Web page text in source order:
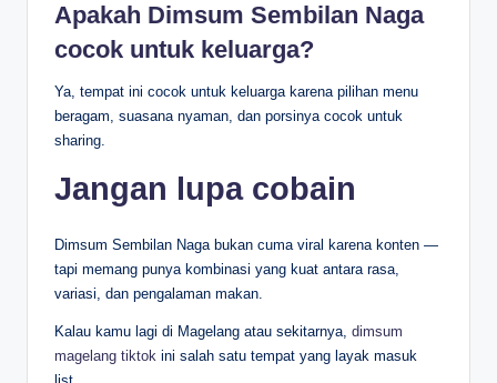
Apakah Dimsum Sembilan Naga
cocok untuk keluarga?
Ya, tempat ini cocok untuk keluarga karena pilihan menu
beragam, suasana nyaman, dan porsinya cocok untuk
sharing.
Jangan lupa cobain
Dimsum Sembilan Naga bukan cuma viral karena konten —
tapi memang punya kombinasi yang kuat antara rasa,
variasi, dan pengalaman makan.
Kalau kamu lagi di Magelang atau sekitarnya, dimsum
magelang tiktok ini salah satu tempat yang layak masuk